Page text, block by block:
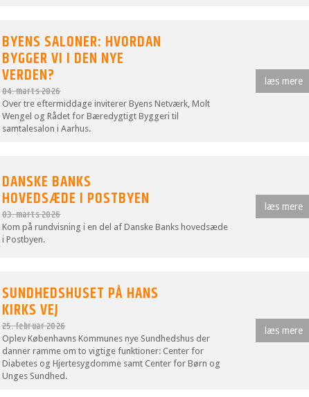
BYENS SALONER: HVORDAN
BYGGER VI I DEN NYE
VERDEN?
04. marts 2026
Over tre eftermiddage inviterer Byens Netværk, Molt
Wengel og Rådet for Bæredygtigt Byggeri til
samtalesalon i Aarhus.
læs mere
DANSKE BANKS
HOVEDSÆDE I POSTBYEN
03. marts 2026
Kom på rundvisning i en del af Danske Banks hovedsæde
i Postbyen.
læs mere
SUNDHEDSHUSET PÅ HANS
KIRKS VEJ
25. februar 2026
Oplev Københavns Kommunes nye Sundhedshus der
danner ramme om to vigtige funktioner: Center for
Diabetes og Hjertesygdomme samt Center for Børn og
Unges Sundhed.
læs mere